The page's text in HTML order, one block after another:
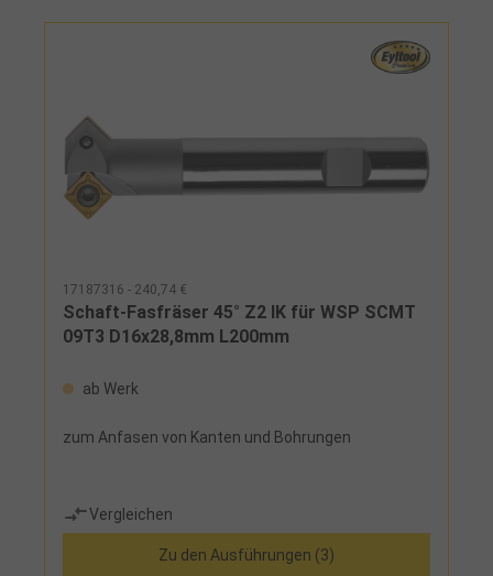
17187316 - 240,74 €
Schaft-Fasfräser 45° Z2 IK für WSP SCMT
09T3 D16x28,8mm L200mm
ab Werk
zum Anfasen von Kanten und Bohrungen
Vergleichen
Zu den Ausführungen (3)